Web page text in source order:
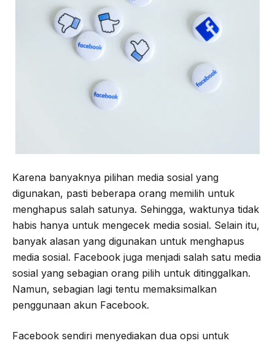
Karena banyaknya pilihan media sosial yang
digunakan, pasti beberapa orang memilih untuk
menghapus salah satunya. Sehingga, waktunya tidak
habis hanya untuk mengecek media sosial. Selain itu,
banyak alasan yang digunakan untuk menghapus
media sosial. Facebook juga menjadi salah satu media
sosial yang sebagian orang pilih untuk ditinggalkan.
Namun, sebagian lagi tentu memaksimalkan
penggunaan akun Facebook.
Facebook sendiri menyediakan dua opsi untuk